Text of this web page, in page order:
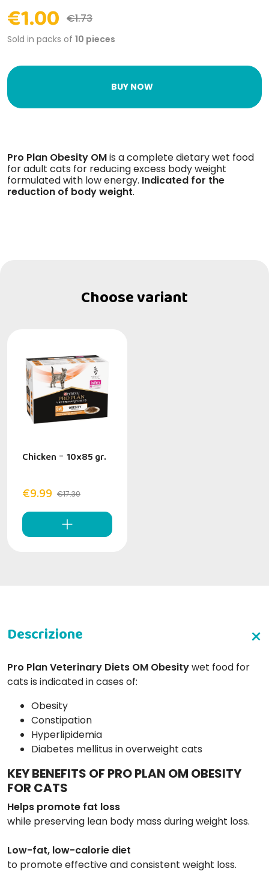
€1.00 €1.73
Sold in packs of 10 pieces
BUY NOW
Pro Plan Obesity OMis a complete dietary wet food
for adult cats for reducing excess body weight
formulated with low energy. Indicated for the
reduction of body weight.
Choose variant
Chicken - 10x85 gr.
€9.99 €17.30
Pro Plan Veterinary Diets OM Obesitywet food for
cats is indicated in cases of:
Obesity
Constipation
Hyperlipidemia
Diabetes mellitus in overweight cats
KEY BENEFITS OF PRO PLAN OM OBESITY
FOR CATS
Helps promote fat loss
while preserving lean body mass during weight loss.
Low-fat, low-calorie diet
to promote effective and consistent weight loss.